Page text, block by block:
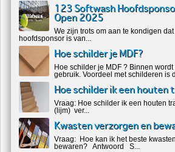
123 Softwash
Open 2025
We zijn trots om aan te kondigen
hoofdsponsor is van...
Hoe schilder je MDF?
Hoe schilder je MDF ? Binnen
gebruik. Voordeel met schilderen is
Hoe schilder ik een houten
Vraag: Hoe schilder ik een houten
(lijm) ver...
Kwasten verzorgen en
Vraag: Hoe kan ik het beste
bewaren? Antwoord S...